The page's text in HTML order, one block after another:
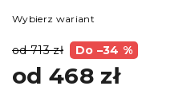
od 713 zł Do –34 %
od 468 zł
Wybierz wariant